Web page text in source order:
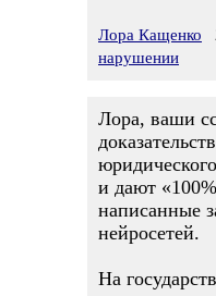
Лора Кащенко
нарушении
Лора, ваши
и дают
написанные
нейросетей.
На